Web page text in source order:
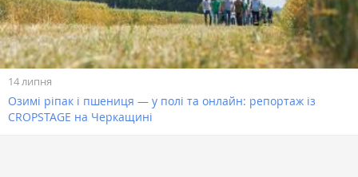
14 липня
Озимі ріпак і пшениця — у полі та онлайн: репортаж із
CROPSTAGE на Черкащині